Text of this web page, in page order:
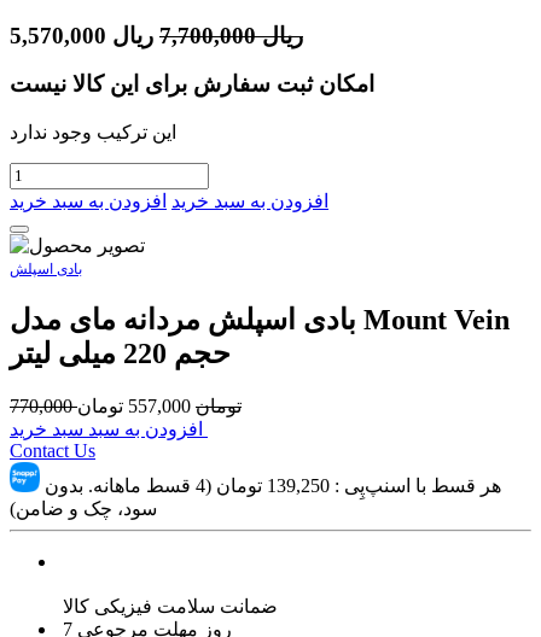
5,570,000 ریال 7,700,000 ریال
امکان ثبت سفارش برای این کالا نیست
این ترکیب وجود ندارد
افزودن به سبد خرید افزودن به سبد خرید
بادی اسپلش
بادی اسپلش مردانه مای مدل Mount Vein
حجم 220 میلی لیتر
770,000 تومان 557,000 تومان
Contact Us
هر قسط با اسنپ‌پِی : 139,250
تومان (4 قسط ماهانه. بدون
سود، چک و ضامن)
ضمانت سلامت فیزیکی کالا
7 روز مهلت مرجوعی